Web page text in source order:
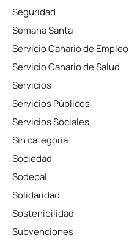
Seguridad
Semana Santa
Servicio Canario de Empleo
Servicio Canario de Salud
Servicios
Servicios Públicos
Servicios Sociales
Sin categoría
Sociedad
Sodepal
Solidaridad
Sostenibilidad
Subvenciones